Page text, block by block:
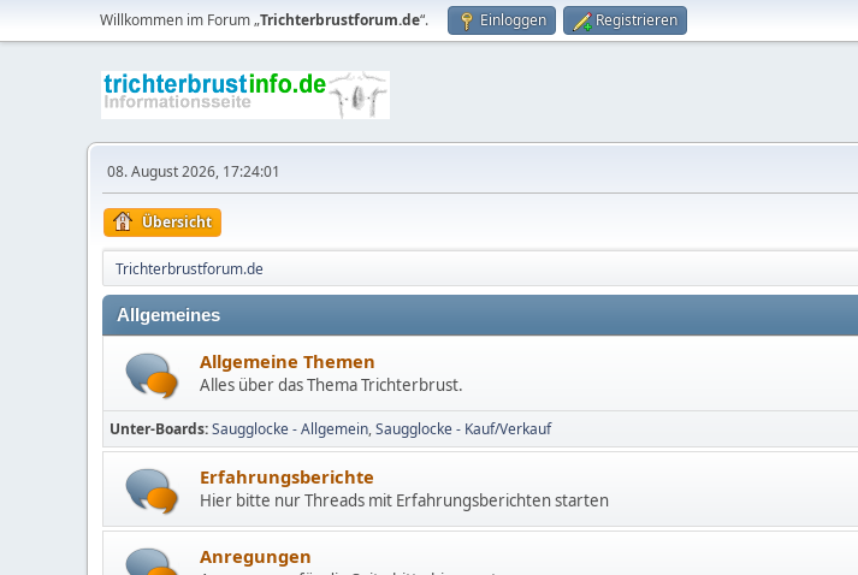
Willkommen im Forum „Trichterbrustforum.de“. Einloggen Registrieren
08. August 2026, 17:24:01
Übersicht
Trichterbrustforum.de
Allgemeines
Allgemeine Themen
Alles über das Thema Trichterbrust.
Unter-Boards Saugglocke - Allgemein Saugglocke - Kauf/Verkauf
Erfahrungsberichte
Hier bitte nur Threads mit Erfahrungsberichten starten
Anregungen